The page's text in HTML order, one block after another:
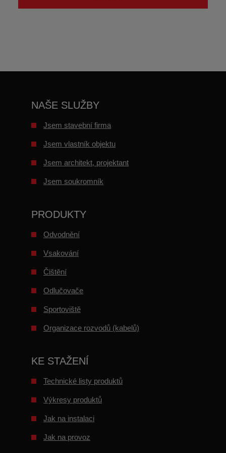
NAŠE SLUŽBY
Jsem stavební firma
Jsem vlastník objektu
Jsem architekt, projektant
Jsem soukromník
PRODUKTY
Odvodnění
Vsakování
Čištění
Odlučovače
Sportoviště
Organizace rozvodů (kabelů)
KE STAŽENÍ
Technické listy produktů
Výkresy produktů
Jak na instalaci
Jak na provoz